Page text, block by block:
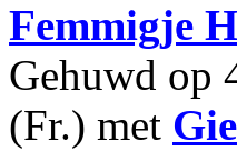
Femmigje
Gehuwd op
(Fr.) met